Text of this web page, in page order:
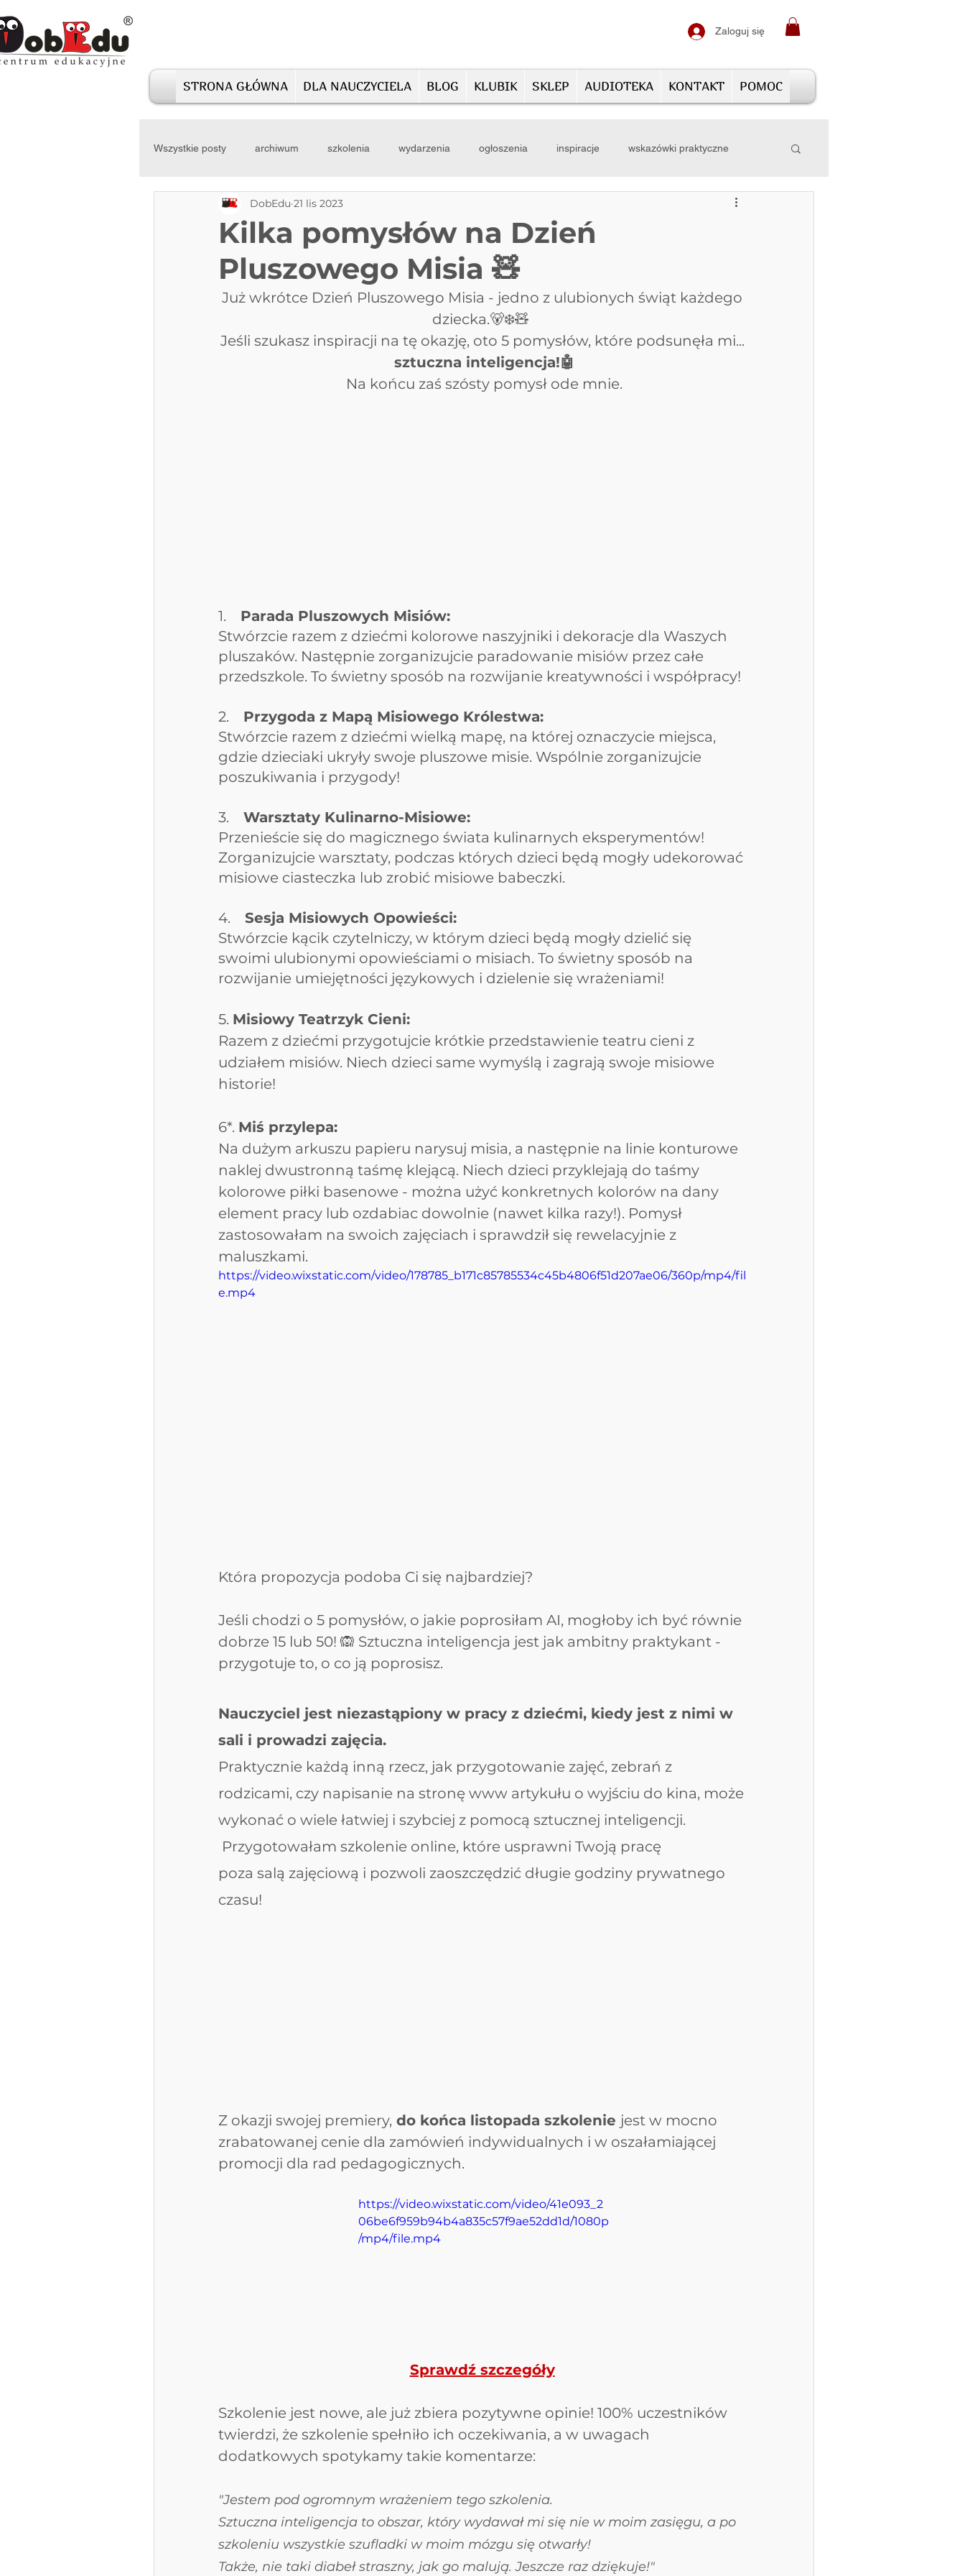
Zaloguj się
STRONA GŁÓWNA DLA NAUCZYCIELA BLOG KLUBIK SKLEP AUDIOTEKA KONTAKT POMOC
Wszystkie posty archiwum szkolenia wydarzenia ogłoszenia inspiracje wskazówki praktyczne
Kilka pomysłów na Dzień
Pluszowego Misia 🧸
DobEdu 21 lis 2023
Już wkrótce Dzień Pluszowego Misia - jedno z ulubionych świąt każdego
dziecka.🐻‍❄️🧸
Jeśli szukasz inspiracji na tę okazję, oto 5 pomysłów, które podsunęła mi...
sztuczna inteligencja!🤖
Na końcu zaś szósty pomysł ode mnie.
1. Parada Pluszowych Misiów:
Stwórzcie razem z dziećmi kolorowe naszyjniki i dekoracje dla Waszych
pluszaków. Następnie zorganizujcie paradowanie misiów przez całe
przedszkole. To świetny sposób na rozwijanie kreatywności i współpracy!
2. Przygoda z Mapą Misiowego Królestwa:
Stwórzcie razem z dziećmi wielką mapę, na której oznaczycie miejsca,
gdzie dzieciaki ukryły swoje pluszowe misie. Wspólnie zorganizujcie
poszukiwania i przygody!
3. Warsztaty Kulinarno-Misiowe:
Przenieście się do magicznego świata kulinarnych eksperymentów!
Zorganizujcie warsztaty, podczas których dzieci będą mogły udekorować
misiowe ciasteczka lub zrobić misiowe babeczki.
4. Sesja Misiowych Opowieści:
Stwórzcie kącik czytelniczy, w którym dzieci będą mogły dzielić się
swoimi ulubionymi opowieściami o misiach. To świetny sposób na
rozwijanie umiejętności językowych i dzielenie się wrażeniami!
5. Misiowy Teatrzyk Cieni:
Razem z dziećmi przygotujcie krótkie przedstawienie teatru cieni z
udziałem misiów. Niech dzieci same wymyślą i zagrają swoje misiowe
historie!
6*. Miś przylepa:
Na dużym arkuszu papieru narysuj misia, a następnie na linie konturowe
naklej dwustronną taśmę klejącą. Niech dzieci przyklejają do taśmy
kolorowe piłki basenowe - można użyć konkretnych kolorów na dany
element pracy lub ozdabiac dowolnie (nawet kilka razy!). Pomysł
zastosowałam na swoich zajęciach i sprawdził się rewelacyjnie z
maluszkami.
https://video.wixstatic.com/video/178785_b171c85785534c45b4806f51d207ae06/360p/mp4/fil
e.mp4
Która propozycja podoba Ci się najbardziej?
Jeśli chodzi o 5 pomysłów, o jakie poprosiłam AI, mogłoby ich być równie
dobrze 15 lub 50! 🙉 Sztuczna inteligencja jest jak ambitny praktykant -
przygotuje to, o co ją poprosisz.
Nauczyciel jest niezastąpiony w pracy z dziećmi, kiedy jest z nimi w
sali i prowadzi zajęcia.
Praktycznie każdą inną rzecz, jak przygotowanie zajęć, zebrań z
rodzicami, czy napisanie na stronę www artykułu o wyjściu do kina, może
wykonać o wiele łatwiej i szybciej z pomocą sztucznej inteligencji.
Przygotowałam szkolenie online, które usprawni Twoją pracę
poza salą zajęciową i pozwoli zaoszczędzić długie godziny prywatnego
czasu!
Z okazji swojej premiery, do końca listopada szkolenie jest w mocno
zrabatowanej cenie dla zamówień indywidualnych i w oszałamiającej
promocji dla rad pedagogicznych.
https://video.wixstatic.com/video/41e093_2
06be6f959b94b4a835c57f9ae52dd1d/1080p
/mp4/file.mp4
Sprawdź szczegóły
Szkolenie jest nowe, ale już zbiera pozytywne opinie! 100% uczestników
twierdzi, że szkolenie spełniło ich oczekiwania, a w uwagach
dodatkowych spotykamy takie komentarze:
"Jestem pod ogromnym wrażeniem tego szkolenia.
Sztuczna inteligencja to obszar, który wydawał mi się nie w moim zasięgu, a po
szkoleniu wszystkie szufladki w moim mózgu się otwarły!
Także, nie taki diabeł straszny, jak go malują. Jeszcze raz dziękuje!"